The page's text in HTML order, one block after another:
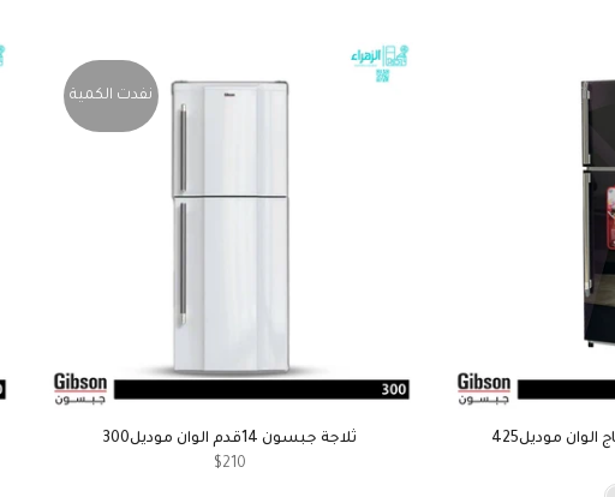
نفدت الكمية
ثلاجة جبسون 14قدم الوان موديل300
$210